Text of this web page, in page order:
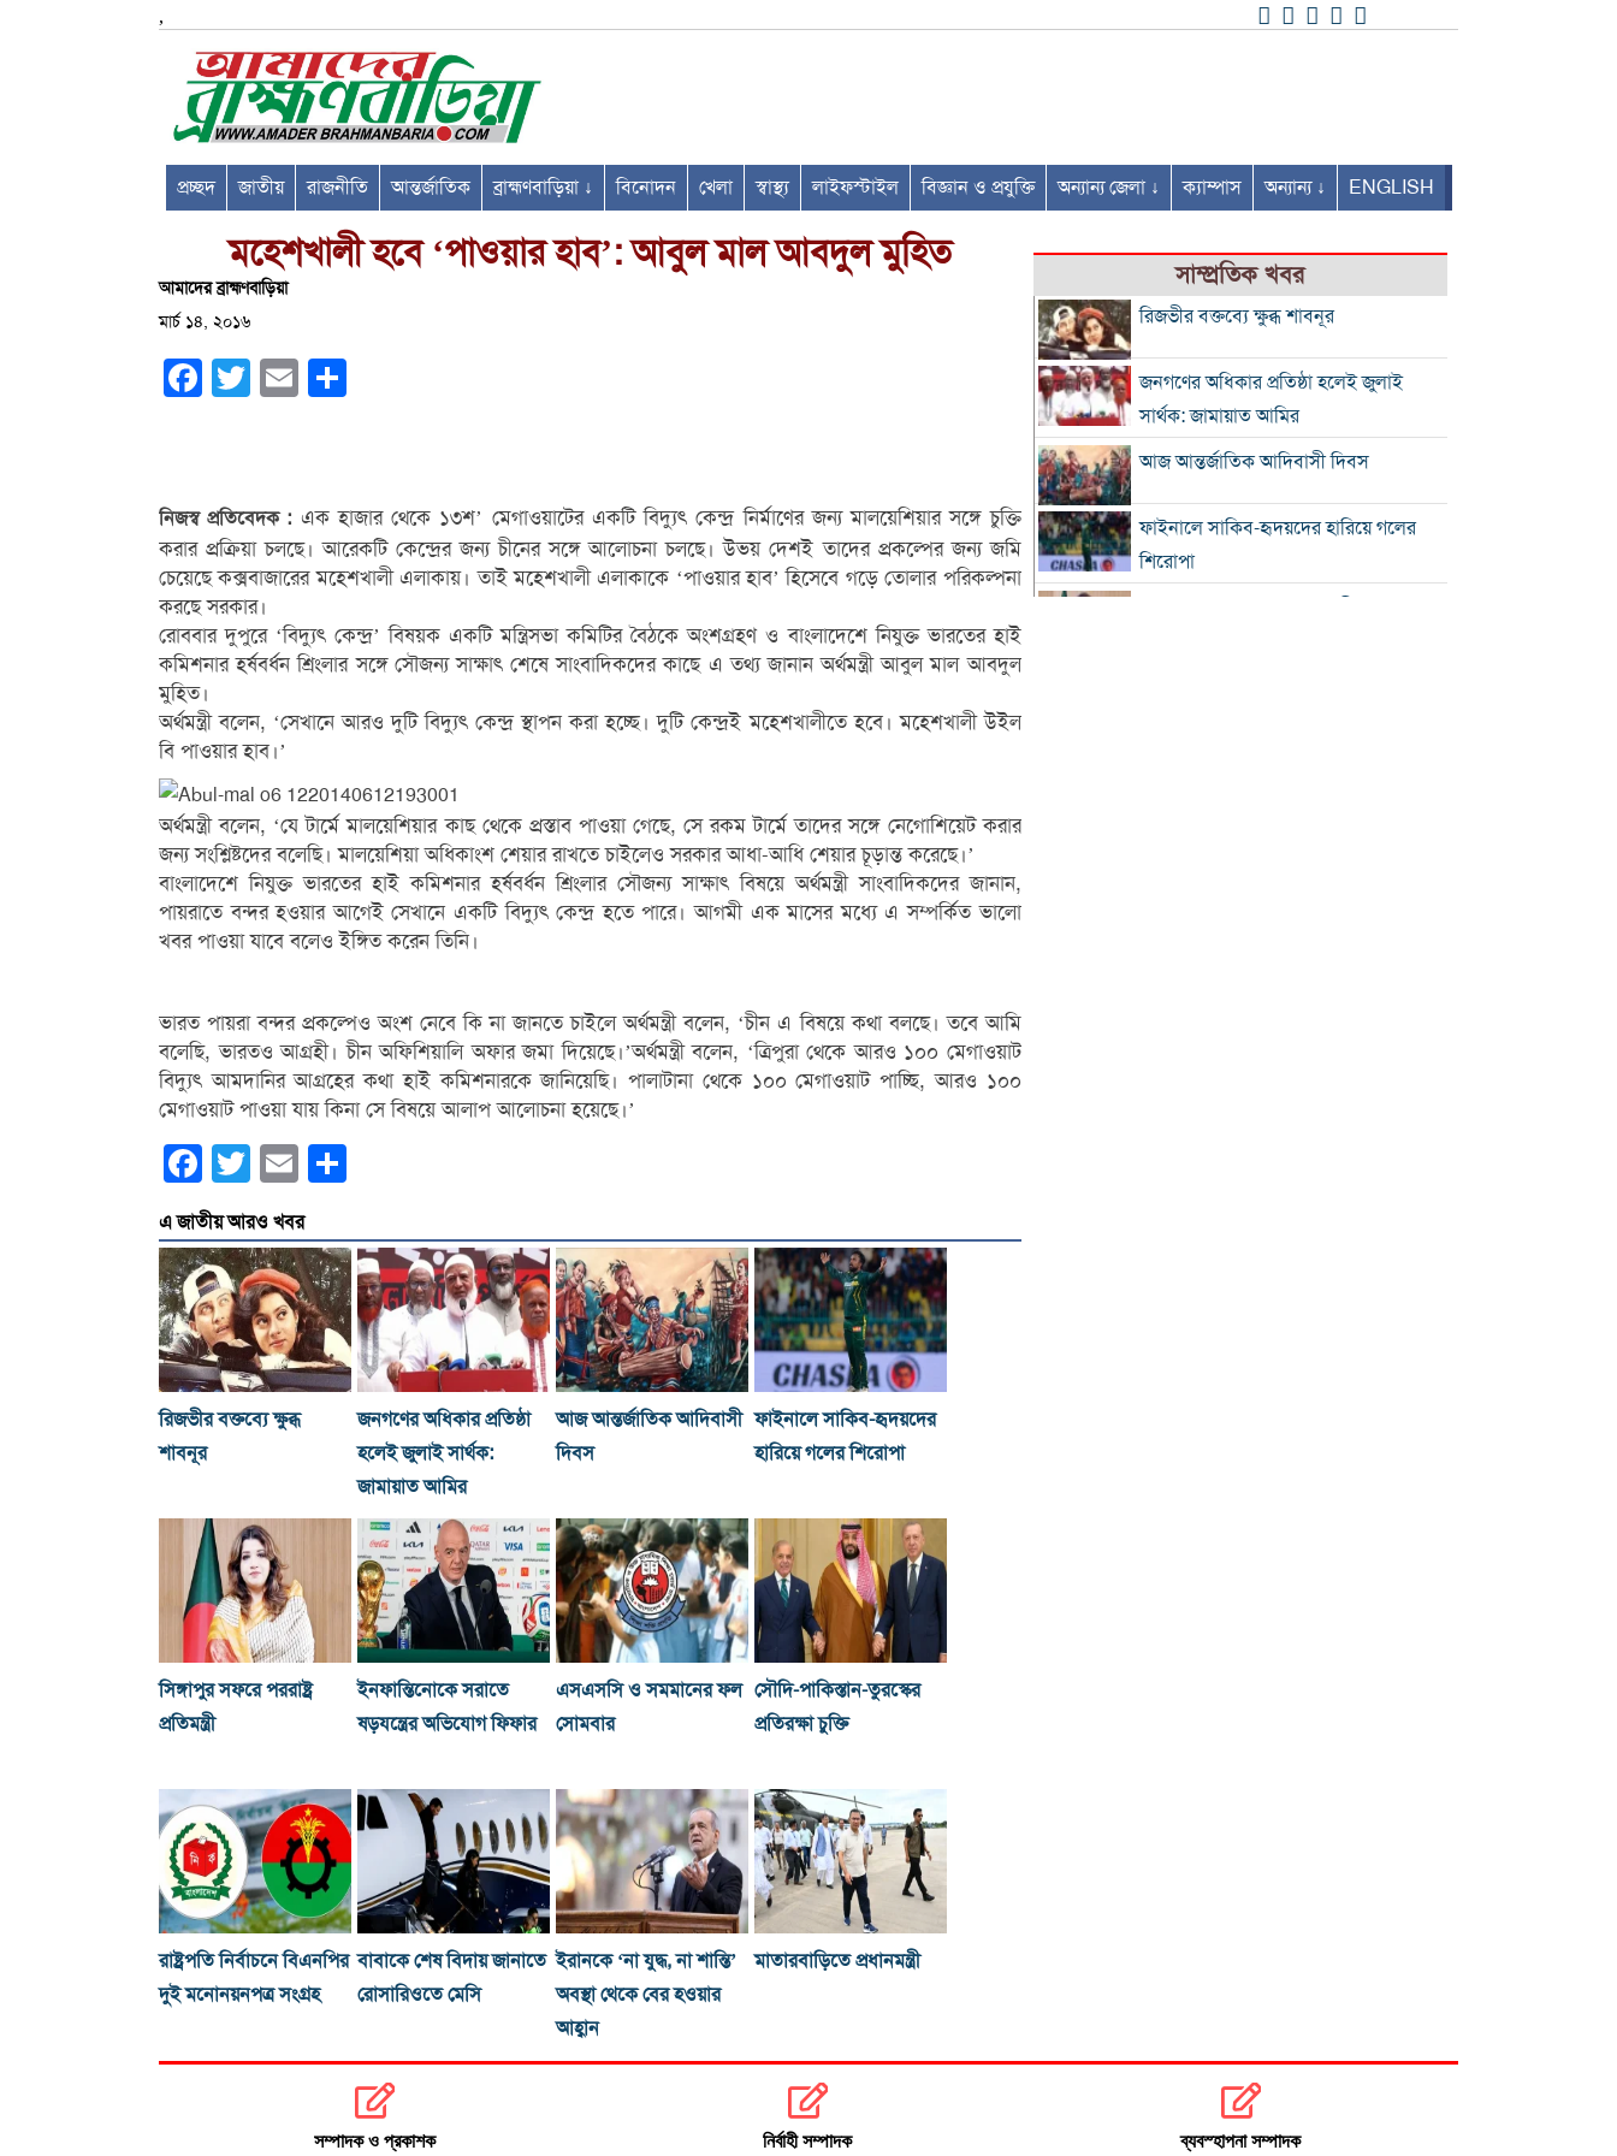
,
প্রচ্ছদ জাতীয় রাজনীতি আন্তর্জাতিক ব্রাহ্মণবাড়িয়া ↓ বিনোদন খেলা স্বাস্থ্য লাইফস্টাইল বিজ্ঞান ও প্রযুক্তি অন্যান্য জেলা ↓ ক্যাম্পাস অন্যান্য ↓ ENGLISH
মহেশখালী হবে ‘পাওয়ার হাব’: আবুল মাল আবদুল মুহিত
আমাদের ব্রাহ্মণবাড়িয়া
মার্চ ১৪, ২০১৬
Facebook
Twitter Email
নিজস্ব প্রতিবেদক : এক হাজার থেকে ১৩শ’ মেগাওয়াটের একটি বিদ্যুৎ কেন্দ্র নির্মাণের জন্য মালয়েশিয়ার সঙ্গে চুক্তি
করার প্রক্রিয়া চলছে। আরেকটি কেন্দ্রের জন্য চীনের সঙ্গে আলোচনা চলছে। উভয় দেশই তাদের প্রকল্পের জন্য জমি
চেয়েছে কক্সবাজারের মহেশখালী এলাকায়। তাই মহেশখালী এলাকাকে ‘পাওয়ার হাব’ হিসেবে গড়ে তোলার পরিকল্পনা
করছে সরকার।
রোববার দুপুরে ‘বিদ্যুৎ কেন্দ্র’ বিষয়ক একটি মন্ত্রিসভা কমিটির বৈঠকে অংশগ্রহণ ও বাংলাদেশে নিযুক্ত ভারতের হাই
কমিশনার হর্ষবর্ধন শ্রিংলার সঙ্গে সৌজন্য সাক্ষাৎ শেষে সাংবাদিকদের কাছে এ তথ্য জানান অর্থমন্ত্রী আবুল মাল আবদুল
মুহিত।
অর্থমন্ত্রী বলেন, ‘সেখানে আরও দুটি বিদ্যুৎ কেন্দ্র স্থাপন করা হচ্ছে। দুটি কেন্দ্রই মহেশখালীতে হবে। মহেশখালী উইল
বি পাওয়ার হাব।’
অর্থমন্ত্রী বলেন, ‘যে টার্মে মালয়েশিয়ার কাছ থেকে প্রস্তাব পাওয়া গেছে, সে রকম টার্মে তাদের সঙ্গে নেগোশিয়েট করার
জন্য সংশ্লিষ্টদের বলেছি। মালয়েশিয়া অধিকাংশ শেয়ার রাখতে চাইলেও সরকার আধা-আধি শেয়ার চূড়ান্ত করেছে।’
বাংলাদেশে নিযুক্ত ভারতের হাই কমিশনার হর্ষবর্ধন শ্রিংলার সৌজন্য সাক্ষাৎ বিষয়ে অর্থমন্ত্রী সাংবাদিকদের জানান,
পায়রাতে বন্দর হওয়ার আগেই সেখানে একটি বিদ্যুৎ কেন্দ্র হতে পারে। আগমী এক মাসের মধ্যে এ সম্পর্কিত ভালো
খবর পাওয়া যাবে বলেও ইঙ্গিত করেন তিনি।
ভারত পায়রা বন্দর প্রকল্পেও অংশ নেবে কি না জানতে চাইলে অর্থমন্ত্রী বলেন, ‘চীন এ বিষয়ে কথা বলছে। তবে আমি
বলেছি, ভারতও আগ্রহী। চীন অফিশিয়ালি অফার জমা দিয়েছে।’অর্থমন্ত্রী বলেন, ‘ত্রিপুরা থেকে আরও ১০০ মেগাওয়াট
বিদ্যুৎ আমদানির আগ্রহের কথা হাই কমিশনারকে জানিয়েছি। পালাটানা থেকে ১০০ মেগাওয়াট পাচ্ছি, আরও ১০০
মেগাওয়াট পাওয়া যায় কিনা সে বিষয়ে আলাপ আলোচনা হয়েছে।’
Facebook
Twitter Email
এ জাতীয় আরও খবর
রিজভীর বক্তব্যে ক্ষুব্ধ
শাবনূর
জনগণের অধিকার প্রতিষ্ঠা
হলেই জুলাই সার্থক:
জামায়াত আমির
আজ আন্তর্জাতিক আদিবাসী
দিবস
ফাইনালে সাকিব-হৃদয়দের
হারিয়ে গলের শিরোপা
সিঙ্গাপুর সফরে পররাষ্ট্র
প্রতিমন্ত্রী
ইনফান্তিনোকে সরাতে
ষড়যন্ত্রের অভিযোগ ফিফার
এসএসসি ও সমমানের ফল
সোমবার
সৌদি-পাকিস্তান-তুরস্কের
প্রতিরক্ষা চুক্তি
রাষ্ট্রপতি নির্বাচনে বিএনপির
দুই মনোনয়নপত্র সংগ্রহ
বাবাকে শেষ বিদায় জানাতে
রোসারিওতে মেসি
ইরানকে ‘না যুদ্ধ, না শান্তি’
অবস্থা থেকে বের হওয়ার
আহ্বান
মাতারবাড়িতে প্রধানমন্ত্রী
সাম্প্রতিক খবর
রিজভীর বক্তব্যে ক্ষুব্ধ শাবনূর
জনগণের অধিকার প্রতিষ্ঠা হলেই জুলাই
সার্থক: জামায়াত আমির
আজ আন্তর্জাতিক আদিবাসী দিবস
ফাইনালে সাকিব-হৃদয়দের হারিয়ে গলের
শিরোপা
সম্পাদক ও প্রকাশক নির্বাহী সম্পাদক ব্যবস্হাপনা সম্পাদক